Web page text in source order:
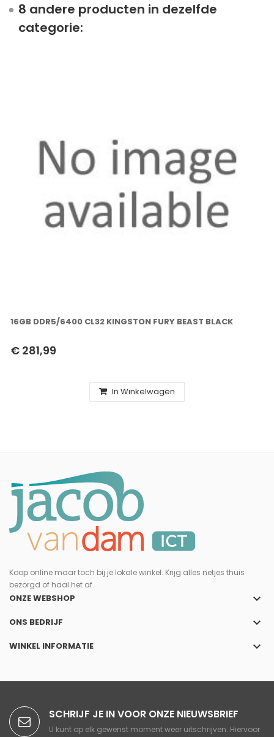
8 andere producten in dezelfde
categorie:
16GB DDR5/6400 CL32 KINGSTON FURY BEAST BLACK
€ 281,99
In Winkelwagen
Koop online maar toch bij je lokale winkel. Krijg alles netjes thuis
bezorgd of haal het af.
ONZE WEBSHOP keyboard_arrow_down
ONS BEDRIJF keyboard_arrow_down
WINKEL INFORMATIE keyboard_arrow_down
SCHRIJF JE IN VOOR ONZE NIEUWSBRIEF
U kunt op elk gewenst moment weer uitschrijven. Hiervoor